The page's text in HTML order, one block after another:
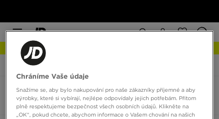
JD Sports Nike Downshifter
Nike Downshifter
0 produktů
Chráníme Vaše údaje
Snažíme se, aby bylo nakupování pro naše zákazníky příjemné a aby
výrobky, které si vybírají, nejlépe odpovídaly jejich potřebám. Přitom
plně respektujeme bezpečnost všech osobních údajů. Klikněte na
„OK“, pokud chcete, abychom informace o Vašem chování na našich